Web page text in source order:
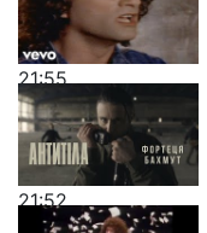
21:55
21:52